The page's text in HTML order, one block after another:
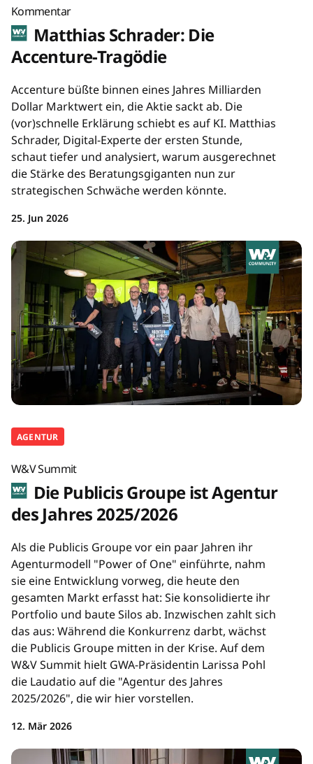
Kommentar
Matthias Schrader: Die
Accenture-Tragödie
Accenture büßte binnen eines Jahres Milliarden
Dollar Marktwert ein, die Aktie sackt ab. Die
(vor)schnelle Erklärung schiebt es auf KI. Matthias
Schrader, Digital-Experte der ersten Stunde,
schaut tiefer und analysiert, warum ausgerechnet
die Stärke des Beratungsgiganten nun zur
strategischen Schwäche werden könnte.
25. Jun 2026
AGENTUR
W&V Summit
Die Publicis Groupe ist Agentur
des Jahres 2025/2026
Als die Publicis Groupe vor ein paar Jahren ihr
Agenturmodell "Power of One" einführte, nahm
sie eine Entwicklung vorweg, die heute den
gesamten Markt erfasst hat: Sie konsolidierte ihr
Portfolio und baute Silos ab. Inzwischen zahlt sich
das aus: Während die Konkurrenz darbt, wächst
die Publicis Groupe mitten in der Krise. Auf dem
W&V Summit hielt GWA-Präsidentin Larissa Pohl
die Laudatio auf die "Agentur des Jahres
2025/2026", die wir hier vorstellen.
12. Mär 2026